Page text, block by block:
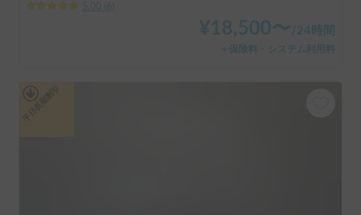
5.00
6
¥ 18,500〜 /24時間
＋保険料・システム利用料